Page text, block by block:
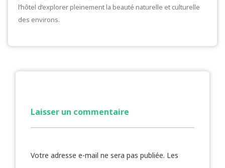
l’hôtel d’explorer pleinement la beauté naturelle et culturelle
des environs.
Laisser un commentaire
Votre adresse e-mail ne sera pas publiée. Les